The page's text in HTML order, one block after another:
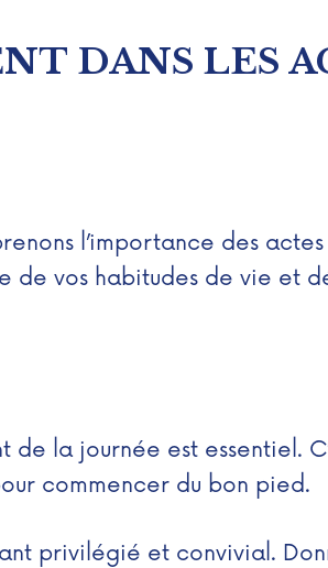
DANS LES
l’importance des
de vos habitudes de vie
la journée est essentiel.
commencer du bon pied.
privilégié et convivial.